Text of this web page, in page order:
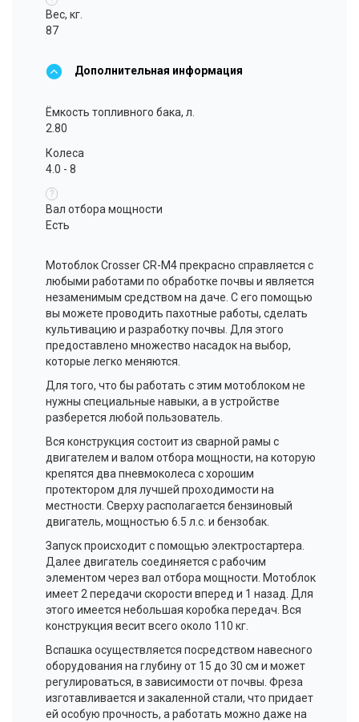
Вес, кг.
87
Дополнительная информация
Ёмкость топливного бака, л.
2.80
Колеса
4.0 - 8
?
Вал отбора мощности
Есть
МотоблокCrosserCR-M4 прекрасно справляется с
любыми работами по обработке почвы и является
незаменимым средством на даче. С его помощью
вы можете проводить пахотные работы, сделать
культивацию и разработку почвы. Для этого
предоставлено множество насадок на выбор,
которые легко меняются.
Для того, что бы работать с этим мотоблоком не
нужны специальные навыки, а в устройстве
разберется любой пользователь.
Вся конструкция состоит из сварной рамы с
двигателем и валом отбора мощности, на которую
крепятся два пневмоколеса с хорошим
протектором для лучшей проходимости на
местности. Сверху располагается бензиновый
двигатель, мощностью 6.5 л.с. и бензобак.
Запуск происходит с помощью электростартера
Далее двигатель соединяется с рабочим
элементом через вал отбора мощности. Мотоблок
имеет 2 передачи скорости вперед и 1 назад. Для
этого имеется небольшая коробка передач. Вся
конструкция весит всего около 110 кг.
Вспашка осуществляется посредством навесного
оборудования на глубину от 15 до 30 см и может
регулироваться, в зависимости от почвы. Фреза
изготавливается и закаленной стали, что придает
ей особую прочность, а работать можно даже на